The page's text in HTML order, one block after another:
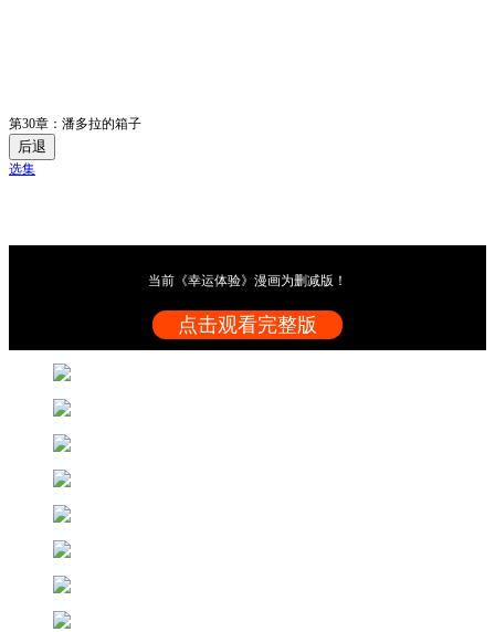
第30章：潘多拉的箱子
后退
选集
当前《幸运体验》漫画为删减版！
点击观看完整版